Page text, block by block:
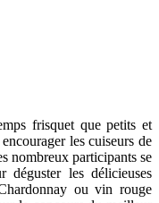
frisquet que petits et
les cuiseurs de
nombreux participants se
les délicieuses
ou vin rouge